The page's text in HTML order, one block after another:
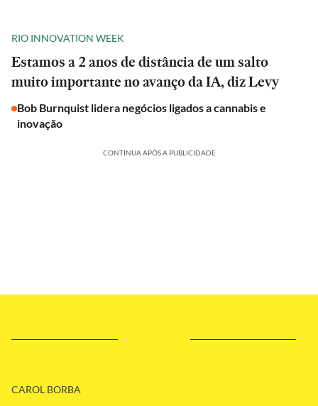
RIO INNOVATION WEEK
Estamos a 2 anos de distância de um salto
muito importante no avanço da IA, diz Levy
Bob Burnquist lidera negócios ligados a cannabis e
inovação
CONTINUA APÓS A PUBLICIDADE
CAROL BORBA